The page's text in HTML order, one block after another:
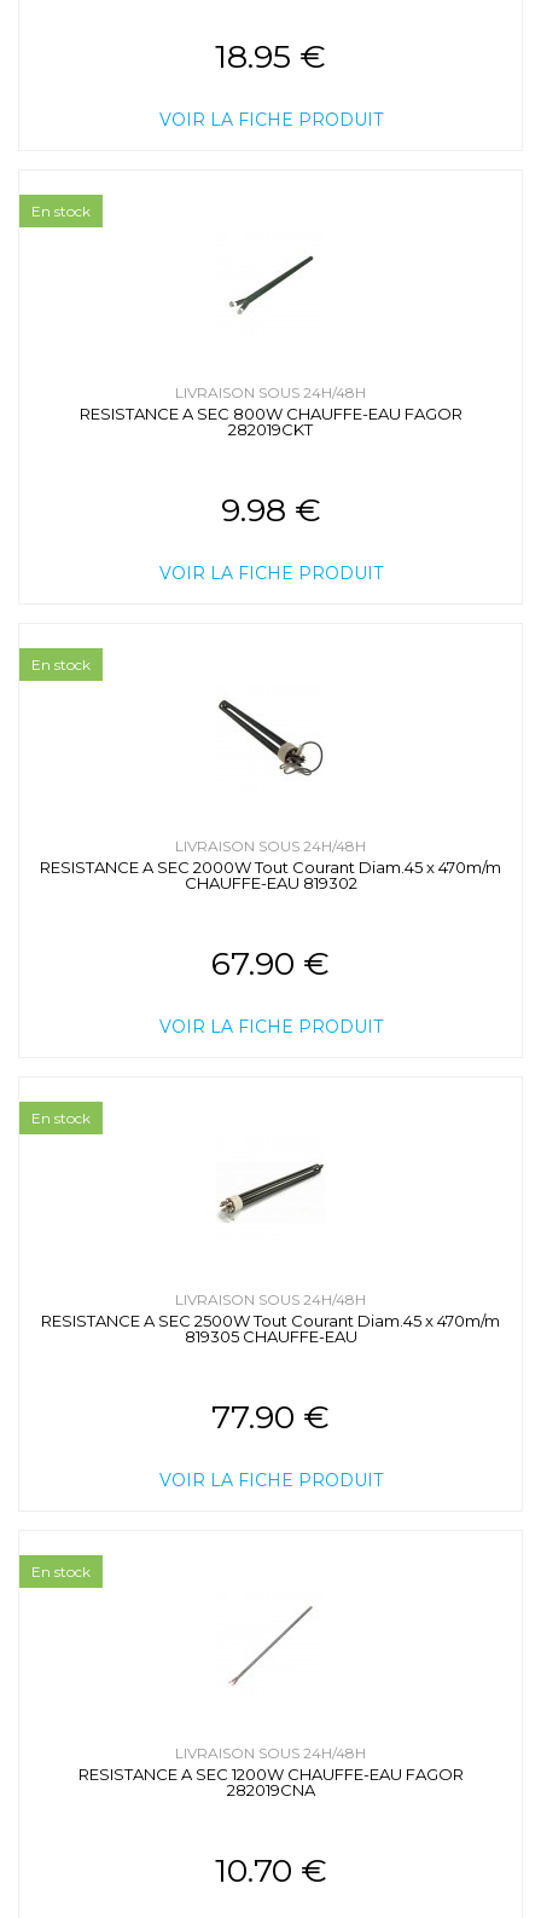
18.95 €
VOIR LA FICHE PRODUIT
LIVRAISON SOUS 24H/48H
RESISTANCE A SEC 800W CHAUFFE-EAU FAGOR
282019CKT
9.98 €
VOIR LA FICHE PRODUIT
En stock
LIVRAISON SOUS 24H/48H
RESISTANCE A SEC 2000W Tout Courant Diam.45 x 470m/m
CHAUFFE-EAU 819302
67.90 €
VOIR LA FICHE PRODUIT
En stock
LIVRAISON SOUS 24H/48H
RESISTANCE A SEC 2500W Tout Courant Diam.45 x 470m/m
819305 CHAUFFE-EAU
77.90 €
VOIR LA FICHE PRODUIT
En stock
LIVRAISON SOUS 24H/48H
RESISTANCE A SEC 1200W CHAUFFE-EAU FAGOR
282019CNA
10.70 €
En stock